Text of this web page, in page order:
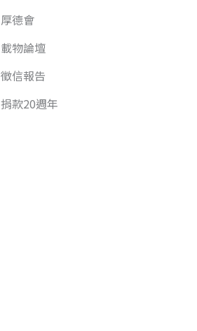
厚德會
載物論壇
徵信報告
捐款20週年